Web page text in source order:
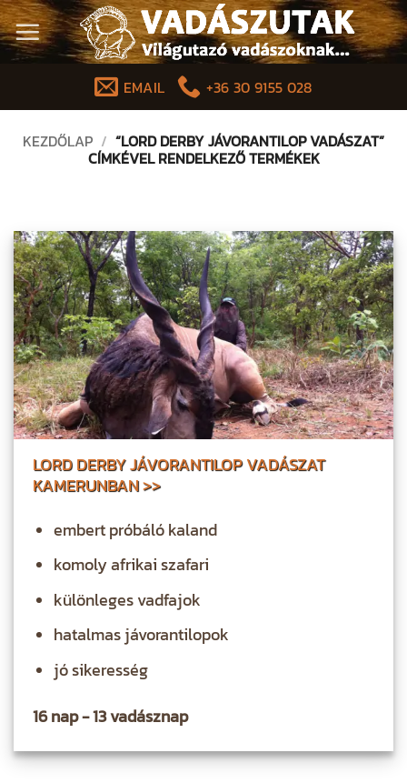
Skip
to
content
EMAIL
+36 30 9155 028
KEZDŐLAP / “LORD DERBY JÁVORANTILOP VADÁSZAT”
CÍMKÉVEL RENDELKEZŐ TERMÉKEK
LORD DERBY JÁVORANTILOP VADÁSZAT
KAMERUNBAN >>
embert próbáló kaland
komoly afrikai szafari
különleges vadfajok
hatalmas jávorantilopok
jó sikeresség
16 nap - 13 vadásznap